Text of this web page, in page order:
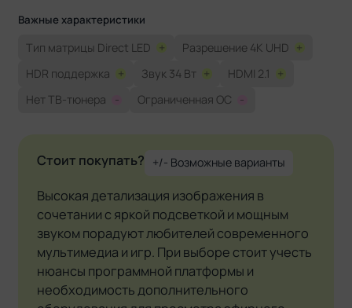
Важные характеристики
Тип матрицы Direct LED + Разрешение 4K UHD +
HDR поддержка + Звук 34 Вт + HDMI 2.1 +
Нет ТВ-тюнера
- Ограниченная ОС -
Стоит покупать? +/- Возможные варианты
Высокая детализация изображения в
сочетании с яркой подсветкой и мощным
звуком порадуют любителей современного
мультимедиа и игр. При выборе стоит учесть
нюансы программной платформы и
необходимость дополнительного